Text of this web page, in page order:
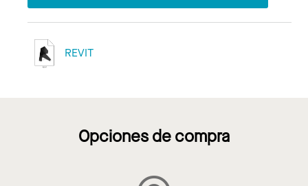
REVIT
Opciones de compra